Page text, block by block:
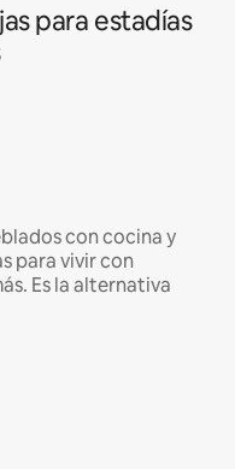
para estadías
con cocina y
para vivir con
Es la alternativa